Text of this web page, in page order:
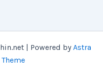
| Powered byAstra